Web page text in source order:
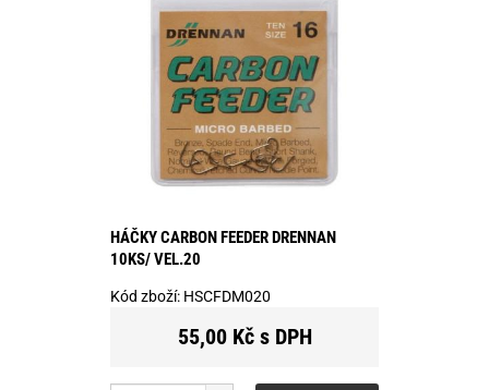
HÁČKY CARBON FEEDER DRENNAN
10KS/ VEL.20
Kód zboží: HSCFDM020
55,00 Kč s DPH